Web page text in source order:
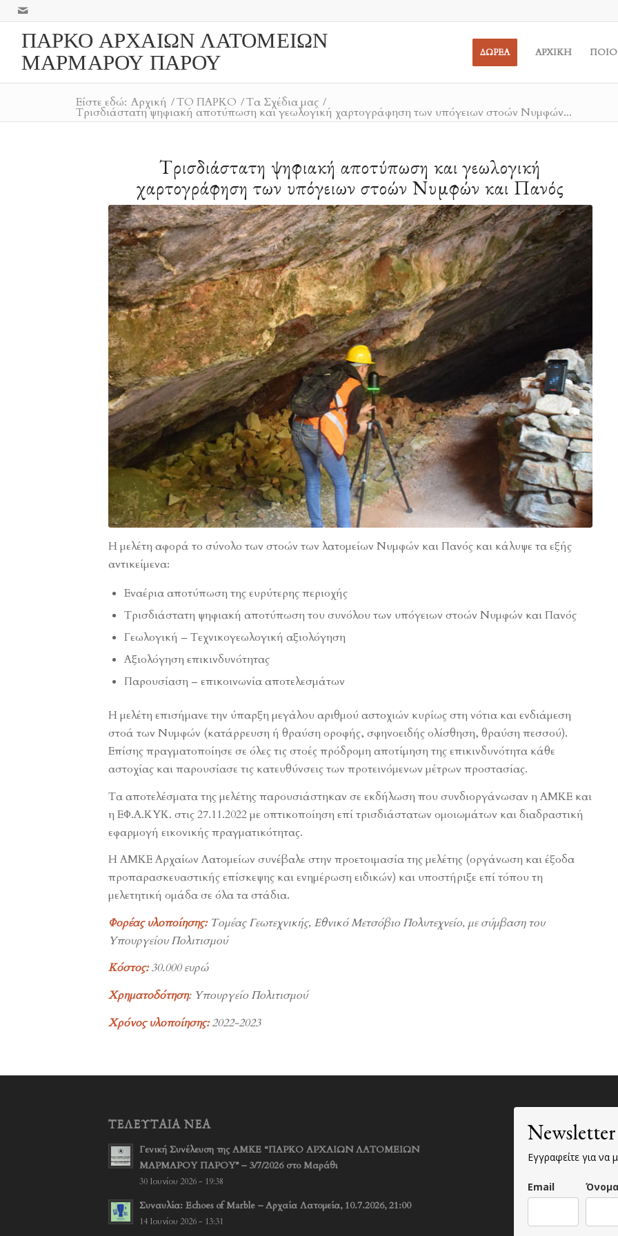
ΠΑΡΚΟ ΑΡΧΑΙΩΝ ΛΑΤΟΜΕΙΩΝ
ΜΑΡΜΑΡΟΥ ΠΑΡΟΥ ΔΩΡΕΑ ΑΡΧΙΚΗ
Είστε εδώ: Αρχική /ΤΟ ΠΑΡΚΟ /Τα Σχέδια μας /
Tρισδιάστατη ψηφιακή αποτύπωση και γεωλογική χαρτογράφηση των υπόγειων στοών Νυμφών...
Tρισδιάστατη ψηφιακή αποτύπωση και γεωλογική
χαρτογράφηση των υπόγειων στοών Νυμφών και Πανός
Η μελέτη αφορά το σύνολο των στοών των λατομείων Νυμφών και Πανός και κάλυψε τα εξής
αντικείμενα:
Εναέρια αποτύπωση της ευρύτερης περιοχής
Τρισδιάστατη ψηφιακή αποτύπωση του συνόλου των υπόγειων στοών Νυμφών και Πανός
Γεωλογική – Τεχνικογεωλογική αξιολόγηση
Αξιολόγηση επικινδυνότητας
Παρουσίαση – επικοινωνία αποτελεσμάτων
Η μελέτη επισήμανε την ύπαρξη μεγάλου αριθμού αστοχιών κυρίως στη νότια και ενδιάμεση
στοά των Νυμφών (κατάρρευση ή θραύση οροφής, σφηνοειδής ολίσθηση, θραύση πεσσού).
Επίσης πραγματοποίησε σε όλες τις στοές πρόδρομη αποτίμηση της επικινδυνότητα κάθε
αστοχίας και παρουσίασε τις κατευθύνσεις των προτεινόμενων μέτρων προστασίας.
Τα αποτελέσματα της μελέτης παρουσιάστηκαν σε εκδήλωση που συνδιοργάνωσαν η ΑΜΚΕ και
η ΕΦ.Α.ΚΥΚ. στις 27.11.2022 με οπτικοποίηση επί τρισδιάστατων ομοιωμάτων και διαδραστική
εφαρμογή εικονικής πραγματικότητας.
Η ΑΜΚΕ Αρχαίων Λατομείων συνέβαλε στην προετοιμασία της μελέτης (οργάνωση και έξοδα
προπαρασκευαστικής επίσκεψης και ενημέρωση ειδικών) και υποστήριξε επί τόπου τη
μελετητική ομάδα σε όλα τα στάδια.
Φορέας υλοποίησης: Τομέας Γεωτεχνικής,Εθνικό Μετσόβιο Πολυτεχνείο, με σύμβαση του
Υπουργείου Πολιτισμού
Κόστος:30.000 ευρώ
Χρηματοδότηση: Υπουργείο Πολιτισμού
Χρόνος υλοποίησης:2022-2023
ΤΕΛΕΥΤΑΊΑ ΝΈΑ
Γενική Συνέλευση της ΑΜΚΕ “ΠΑΡΚΟ ΑΡΧΑΙΩΝ ΛΑΤΟΜΕΙΩΝ
ΜΑΡΜΑΡΟΥ ΠΑΡΟΥ” – 3/7/2026 στο Μαράθι
30 Ιουνίου 2026 - 19:38
Συναυλία: Echoes of Marble – Αρχαία Λατομεία, 10.7.2026, 21:00
14 Ιουνίου 2026 - 13:31
Newsletter
Εγγραφείτε για να
Email Όνομα